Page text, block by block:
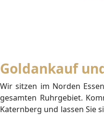
Goldankauf
Wir sitzen im Norden
gesamten Ruhrgebiet.
Katernberg und lassen Sie